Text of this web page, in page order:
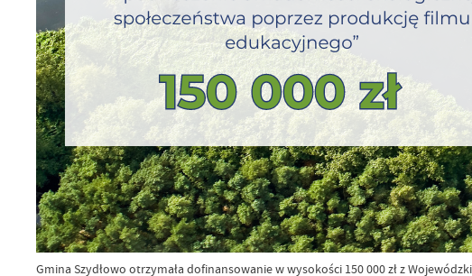
Gmina Szydłowo otrzymała dofinansowanie w wysokości 150 000 zł z